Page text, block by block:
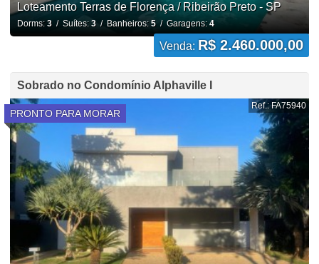
Loteamento Terras de Florença / Ribeirão Preto - SP
Dorms: 3/ Suítes: 3/ Banheiros: 5/ Garagens: 4
Venda: R$ 2.460.000,00
Sobrado no Condomínio Alphaville I
PRONTO PARA MORAR
Ref.: FA75940